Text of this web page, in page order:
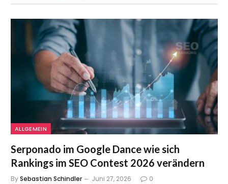
ALLGEMEIN
Serponado im Google Dance wie sich
Rankings im SEO Contest 2026 verändern
BySebastian Schindler Juni 27, 2026 0